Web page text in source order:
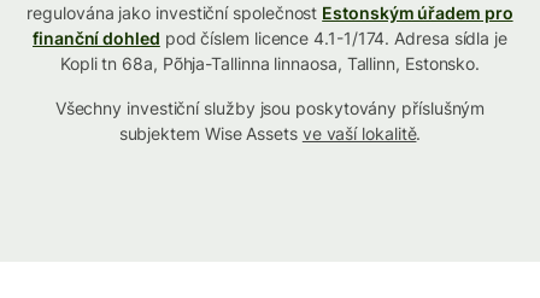
regulována jako investiční společnost Estonským úřadem pro
finanční dohled pod číslem licence 4.1-1/174. Adresa sídla je
Kopli tn 68a, Põhja-Tallinna linnaosa, Tallinn, Estonsko.
Všechny investiční služby jsou poskytovány příslušným
subjektem Wise Assets ve vaší lokalitě.